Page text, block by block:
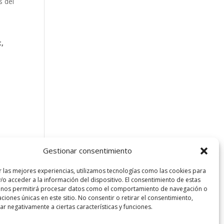
Gestionar consentimiento
las mejores experiencias, utilizamos tecnologías como las cookies para
o acceder a la información del dispositivo. El consentimiento de estas
permitirá procesar datos como el comportamiento de navegación o
únicas en este sitio. No consentir o retirar el consentimiento,
negativamente a ciertas características y funciones.
Barcelona. Todos los derechos reservados.
Política de privacidad Política de Cookies UE